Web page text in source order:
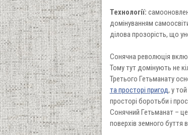
Технології:
домінуванням
ділова прозорість, що
Сонячна революція
Тому тут домінують не
Третього Гетьманату
та просторі пригод, у
просторі боротьби і
Сонячний Гетьманат –
поверхів земного